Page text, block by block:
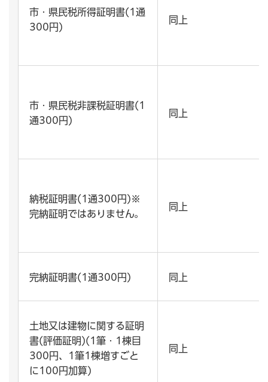
市・県民税所得証明書(1通
300円)
同上
市・県民税非課税証明書(1
通300円)
同上
納税証明書(1通300円)※
完納証明ではありません。
同上
完納証明書(1通300円) 同上
土地又は建物に関する証明
書(評価証明)(1筆・1棟目
300円、1筆1棟増すごと
に100円加算)
同上